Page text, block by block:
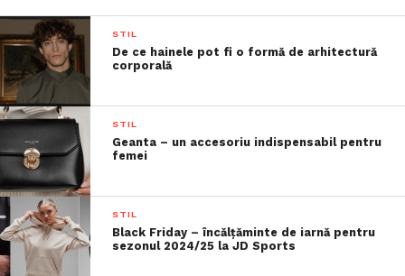
STIL
De ce hainele pot fi o formă de arhitectură
corporală
STIL
Geanta – un accesoriu indispensabil pentru
femei
STIL
Black Friday – încălțăminte de iarnă pentru
sezonul 2024/25 la JD Sports